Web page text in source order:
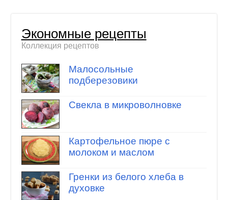
Экономные рецепты
Коллекция рецептов
Малосольные
подберезовики
Свекла в микроволновке
Картофельное пюре с
молоком и маслом
Гренки из белого хлеба в
духовке